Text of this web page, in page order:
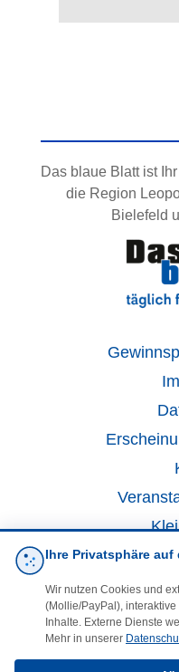
Das blaue Blatt ist
die Region
Bielefeld
Ihre Privatsphäre auf
Wir nutzen Cookies und
(Mollie/PayPal),
Inhalte. Externe Dienste
Mehr in unserer